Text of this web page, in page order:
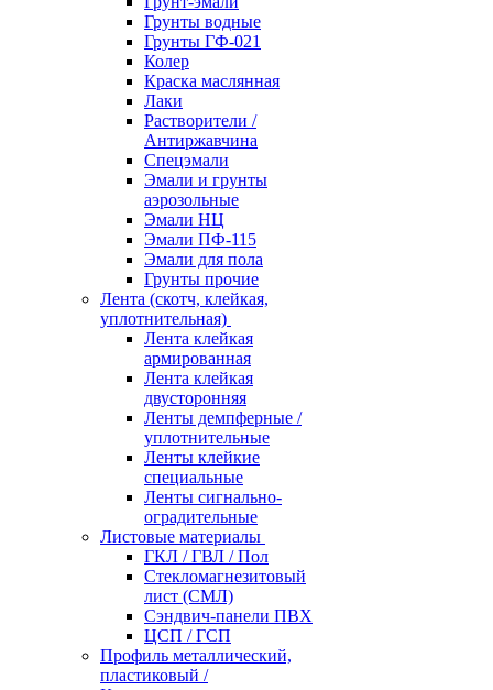
Грунты водные
Грунты ГФ-021
Колер
Краска маслянная
Лаки
Растворители /
Антиржавчина
Спецэмали
Эмали и грунты
аэрозольные
Эмали НЦ
Эмали ПФ-115
Эмали для пола
Грунты прочие
Лента (скотч, клейкая,
уплотнительная)
Лента клейкая
армированная
Лента клейкая
двусторонняя
Ленты демпферные /
уплотнительные
Ленты клейкие
специальные
Ленты сигнально-
оградительные
Листовые материалы
ГКЛ / ГВЛ / Пол
Стекломагнезитовый
лист (СМЛ)
Сэндвич-панели ПВХ
ЦСП / ГСП
Профиль металлический,
пластиковый /